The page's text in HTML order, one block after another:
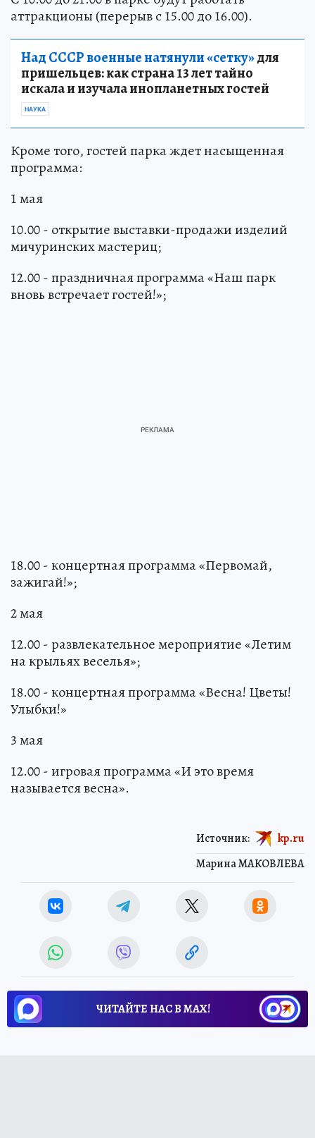
аттракционы (перерыв с 15.00 до 16.00).
Над СССР военные натянули «сетку»для
пришельцев: как страна 13 лет тайно
искала и изучала инопланетных гостей
НАУКА
Кроме того, гостей парка ждет насыщенная
программа:
1 мая
10.00 - открытие выставки-продажи изделий
мичуринских мастериц;
12.00 - праздничная программа «Наш парк
вновь встречает гостей!»;
18.00 - концертная программа «Первомай,
зажигай!»;
2 мая
12.00 - развлекательное мероприятие «Летим
на крыльях веселья»;
18.00 - концертная программа «Весна! Цветы!
Улыбки!»
3 мая
12.00 - игровая программа «И это время
называется весна».
Марина МАКОВЛЕВА
Источник: kp.ru
ЧИТАЙТЕ НАС В МАХ!